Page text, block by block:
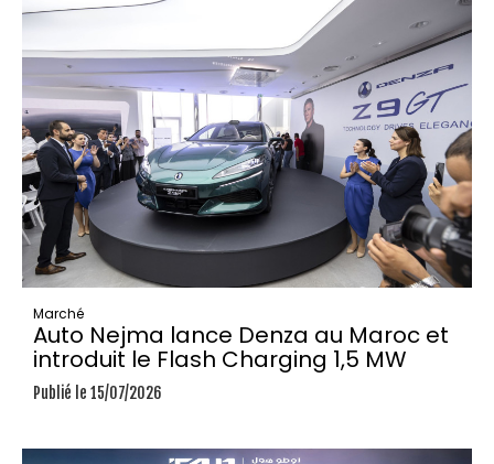
Marché
Auto Nejma lance Denza au Maroc et
introduit le Flash Charging 1,5 MW
Publié le 15/07/2026